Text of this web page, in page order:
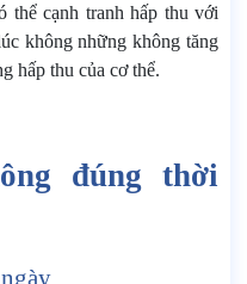
thể cạnh tranh hấp thu với
không những không tăng
hấp thu của cơ thể.
đúng thời